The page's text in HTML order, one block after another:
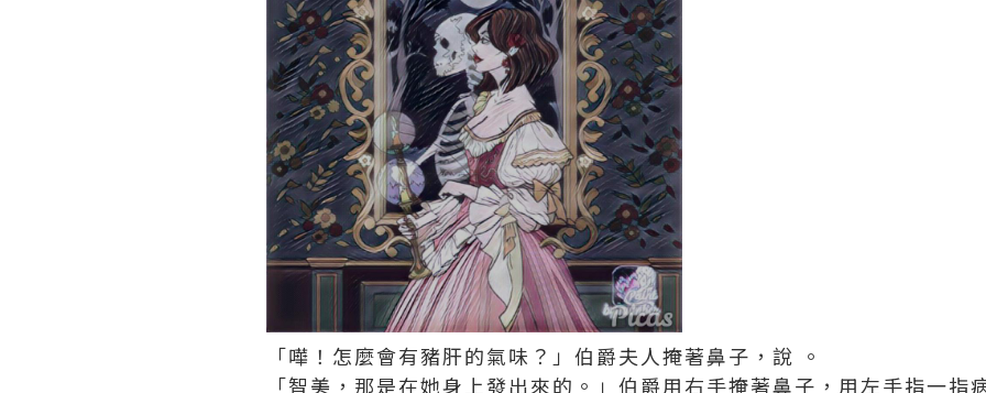
「嘩！怎麼會有豬肝的氣味？」伯爵夫人掩著鼻子，說 。
「智美，那是在她身上發出來的。」伯爵用右手掩著鼻子，用左手指一指